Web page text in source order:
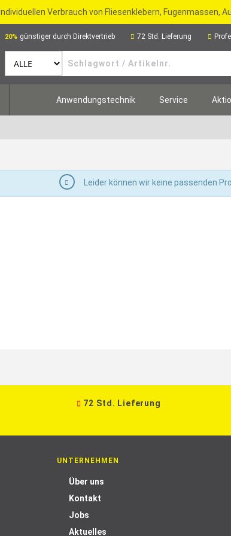
Individuellen Verbrauch von Fliesenklebern, Fugenmassen,
20% günstiger durch Direktvertrieb 72 Std. Lieferung
Anwendungstechnik Service
Leider können wir keine passenden
72 Std. Lieferung
UNTERNEHMEN
Über uns
Kontakt
Jobs
Aktuelles